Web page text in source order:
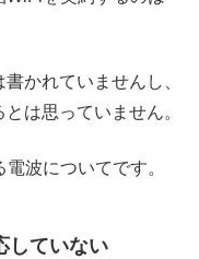
かれていませんし、
は思っていません。
波についてです。
していない